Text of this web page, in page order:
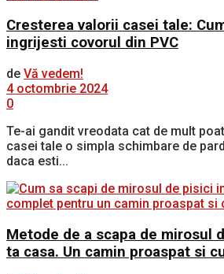
Cresterea valorii casei tale:
ingrijesti covorul din PVC
de Vă vedem!
4 octombrie 2024
0
Te-ai gandit vreodata cat de mult
casei tale o simpla schimbare de
daca esti...
Metode de a scapa de mirosul
ta casa. Un camin proaspat si